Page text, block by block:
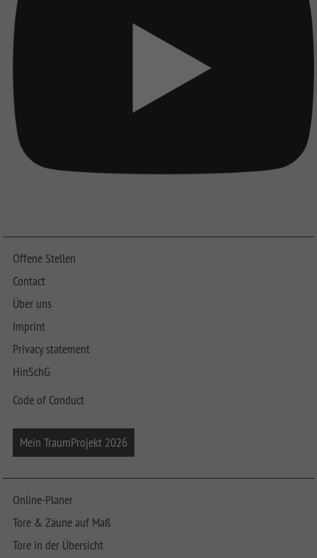
Offene Stellen
Contact
Über uns
Imprint
Privacy statement
HinSchG
Code of Conduct
Mein TraumProjekt 2026
Online-Planer
Tore & Zäune auf Maß
Tore in der Übersicht